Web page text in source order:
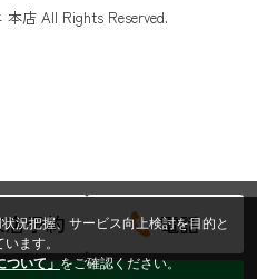
店 All Rights Reserved.
予約 電話
況把握、サービス向上検討を目的と
ます。
ついて」をご確認ください。